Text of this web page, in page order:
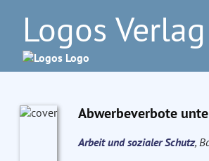
Logos
Abwerbeverbote
Arbeit und sozialer Schutz,